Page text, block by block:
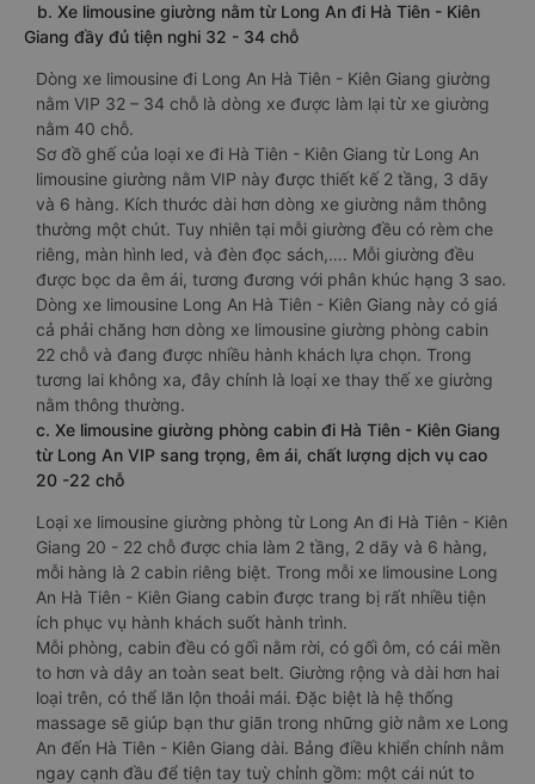
b. Xe limousine giường nằm từ Long An đi Hà Tiên - Kiên
Giang đầy đủ tiện nghi 32 - 34 chỗ
Dòng xe limousine đi Long An Hà Tiên - Kiên Giang giường
nằm VIP 32 – 34 chỗ là dòng xe được làm lại từ xe giường
nằm 40 chỗ.
Sơ đồ ghế của loại xe đi Hà Tiên - Kiên Giang từ Long An
limousine giường nằm VIP này được thiết kế 2 tầng, 3 dãy
và 6 hàng. Kích thước dài hơn dòng xe giường nằm thông
thường một chút. Tuy nhiên tại mỗi giường đều có rèm che
riêng, màn hình led, và đèn đọc sách,…. Mỗi giường đều
được bọc da êm ái, tương đương với phân khúc hạng 3 sao.
Dòng xe limousine Long An Hà Tiên - Kiên Giang này có giá
cả phải chăng hơn dòng xe limousine giường phòng cabin
22 chỗ và đang được nhiều hành khách lựa chọn. Trong
tương lai không xa, đây chính là loại xe thay thế xe giường
nằm thông thường.
c. Xe limousine giường phòng cabin đi Hà Tiên - Kiên Giang
từ Long An VIP sang trọng, êm ái, chất lượng dịch vụ cao
20 -22 chỗ
Loại xe limousine giường phòng từ Long An đi Hà Tiên - Kiên
Giang 20 - 22 chỗ được chia làm 2 tầng, 2 dãy và 6 hàng,
mỗi hàng là 2 cabin riêng biệt. Trong mỗi xe limousine Long
An Hà Tiên - Kiên Giang cabin được trang bị rất nhiều tiện
ích phục vụ hành khách suốt hành trình.
Mỗi phòng, cabin đều có gối nằm rời, có gối ôm, có cái mền
to hơn và dây an toàn seat belt. Giường rộng và dài hơn hai
loại trên, có thể lăn lộn thoải mái. Đặc biệt là hệ thống
massage sẽ giúp bạn thư giãn trong những giờ nằm xe Long
An đến Hà Tiên - Kiên Giang dài. Bảng điều khiển chính nằm
ngay cạnh đầu để tiện tay tuỳ chỉnh gồm: một cái nút to